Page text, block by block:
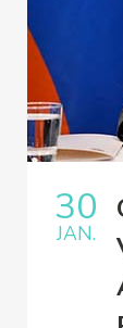
30
JAN.